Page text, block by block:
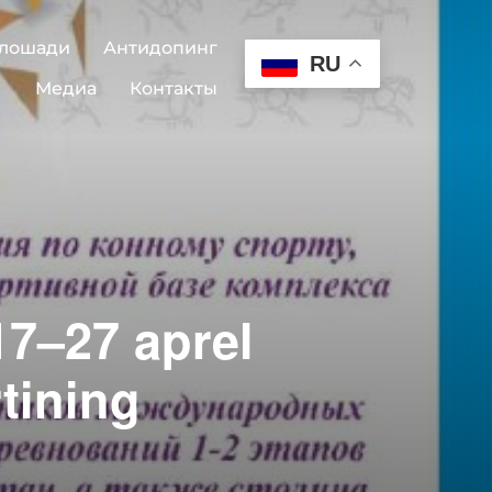
Антидопинг
Медиа
Контакты
RU
aprel